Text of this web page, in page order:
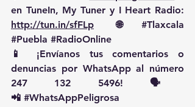
http://tun.in/sfFLp 🌐 #Tlaxcala
#Puebla #RadioOnline
📱 ¡Envíanos tus comentarios o
denuncias por WhatsApp al número
247 132 5496! 🗣️
📲 #WhatsAppPeligrosa